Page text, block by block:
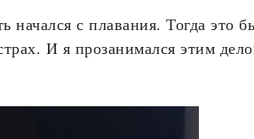
с плавания. Тогда это
И я прозанимался этим